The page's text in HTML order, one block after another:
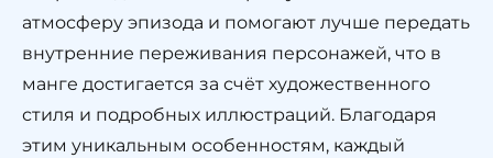
атмосферу эпизода и помогают лучше передать
внутренние переживания персонажей, что в
манге достигается за счёт художественного
стиля и подробных иллюстраций. Благодаря
этим уникальным особенностям, каждый